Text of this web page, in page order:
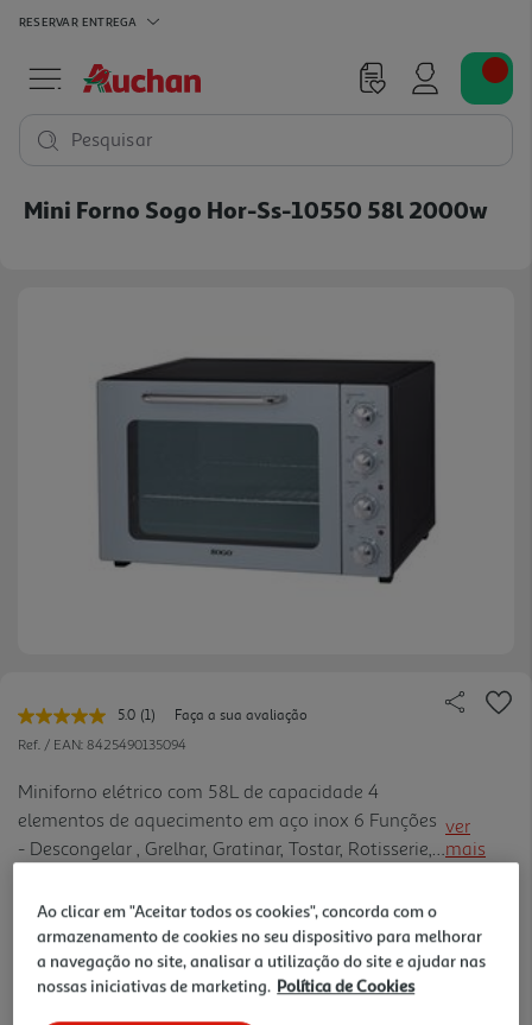
RESERVAR ENTREGA
Pesquisar
Mini Forno Sogo Hor-Ss-10550 58l 2000w
5.0 Leu
uma
Link
para
a
mesma
página.
(1)
Faça a sua avaliação
Ref. / EAN: 8425490135094
Miniforno elétrico com 58L de capacidade 4
elementos de aquecimento em aço inox 6 Funções
- Descongelar , Grelhar, Gratinar, Tostar, Rotisserie,
Temporizador até 60 minutos Acessórios: tabuleiro
esmaltado, grel ha, pegas, acessório para rotisserie
e prato de pizza 30cm Porta com vidro duplo
Potência: 2000W
ver
mais
269,99 €
, se encomendar até às 12h.
Ao clicar em "Aceitar todos os cookies", concorda com o
armazenamento de cookies no seu dispositivo para melhorar
a navegação no site, analisar a utilização do site e ajudar nas
nossas iniciativas de marketing. Política de Cookies